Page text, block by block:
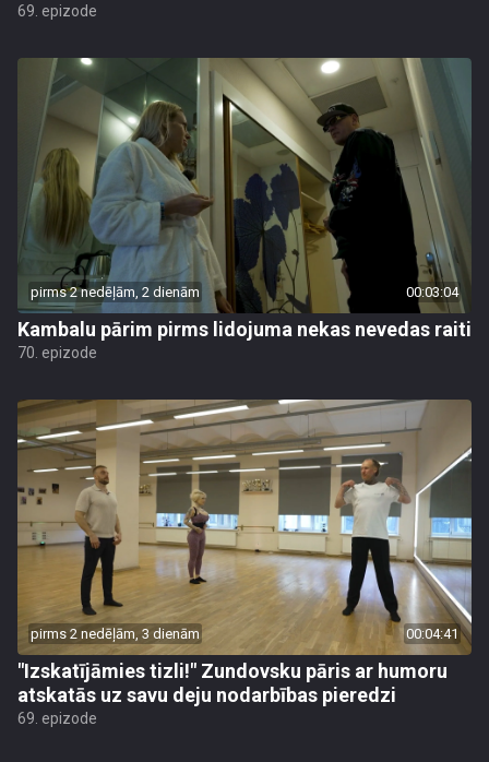
69. epizode
pirms 2 nedēļām, 2 dienām 00:03:04
Kambalu pārim pirms lidojuma nekas nevedas raiti
70. epizode
pirms 2 nedēļām, 3 dienām 00:04:41
"Izskatījāmies tizli!" Zundovsku pāris ar humoru
atskatās uz savu deju nodarbības pieredzi
69. epizode